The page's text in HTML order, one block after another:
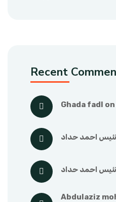
Recent
ghada fadl on
رنئيس احمد حداد
رنئيس احمد حداد
abdulaziz